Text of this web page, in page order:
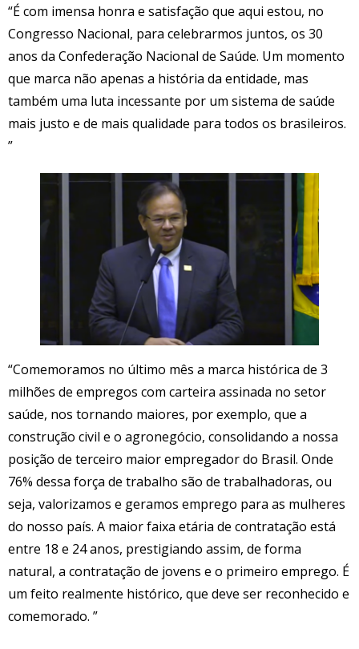
“É com imensa honra e satisfação que aqui estou, no
Congresso Nacional, para celebrarmos juntos, os 30
anos da Confederação Nacional de Saúde. Um momento
que marca não apenas a história da entidade, mas
também uma luta incessante por um sistema de saúde
mais justo e de mais qualidade para todos os brasileiros.
”
“Comemoramos no último mês a marca histórica de 3
milhões de empregos com carteira assinada no setor
saúde, nos tornando maiores, por exemplo, que a
construção civil e o agronegócio, consolidando a nossa
posição de terceiro maior empregador do Brasil. Onde
76% dessa força de trabalho são de trabalhadoras, ou
seja, valorizamos e geramos emprego para as mulheres
do nosso país. A maior faixa etária de contratação está
entre 18 e 24 anos, prestigiando assim, de forma
natural, a contratação de jovens e o primeiro emprego. É
um feito realmente histórico, que deve ser reconhecido e
comemorado. ”